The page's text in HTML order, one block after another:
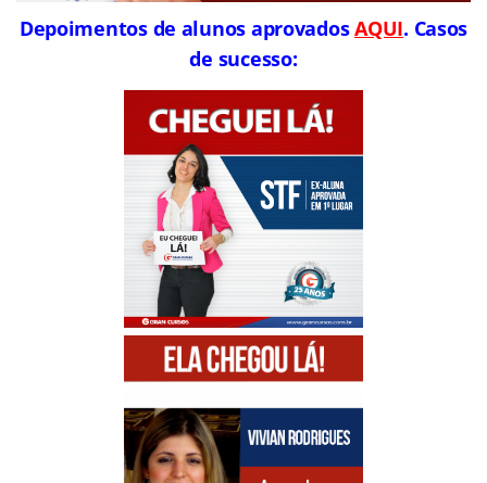
Depoimentos de alunos aprovadosAQUI. Casos
de sucesso: